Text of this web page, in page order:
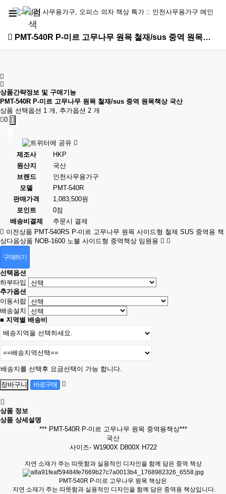
PMT-540R P-미르 고무나무 원목 철재/sus 중역 원목책상 국산 > 중역책상
상품간략정보 및 구매기능
PMT-540R P-미르 고무나무 원목 철재/sus 중역 원목책상 국산
상품 선택옵션 1 개, 추가옵션 2 개
0
제조사
HKP
원산지
국산
브랜드
인천사무용가구
모델
PMT-540R
판매가격
1,083,500원
포인트
0점
배송비결제
주문시 결제
이전상품 PMT-540RS P-미르 고무나무 원목 사이드형 철제 SUS 중역용 책
상다음상품 NOB-1600 노블 사이드형 중역책상 임원용
구매하기
선택옵션
하부타입
추가옵션
이동서랍
배송설치
■ 지역별 배송비
배송지를 선택후 요금선택이 가능 합니다.
상품 정보
상품 상세설명
*** PMT-540R P-미르 고무나무 원목 중역용책상***
국산
사이즈- W1900X D800X H722
자연 소재가 주는 따뜻함과 실용적인 디자인을 함께 담은 중역 책상
PMT-540R P-미르 고무나무 원목 책상은
자연 소재가 주는 따뜻함과 실용적인 디자인을 함께 담은 중역용 책상입니다.